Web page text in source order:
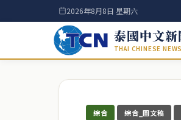
2026年8月8日 星期六
泰國中文新
THAI CHINESE NEWS
綜合 綜合_圖文稿